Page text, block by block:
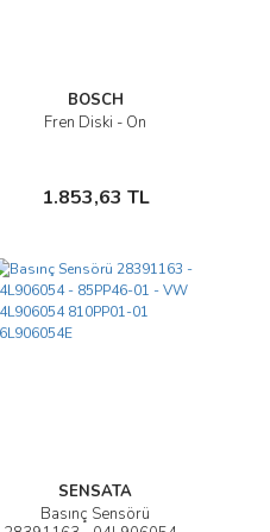
BOSCH
Fren Diski - Ön
1.853,63 TL
İncele
Sepete Ekle
SENSATA
Basınç Sensörü
İncele